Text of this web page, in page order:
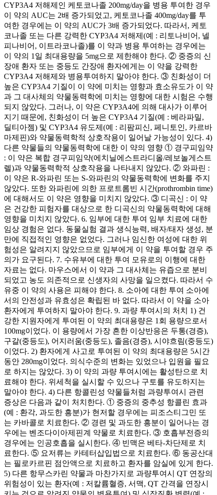
CYP3A4 저해제인 케토코나졸 200mg/day을 병용 투여한 경우
이 약의 AUC는 2배 증가되었고, 케토코나졸 400mg/day를 투
여한 경우에는 이 약의 AUC가 3배 증가되었다. 따라서, 케토
코나졸 또는 다른 강력한 CYP3A4 저해제(예 : 리토나비어, 넬
피나비어, 이트라코나졸)를 이 약과 병용 투여하는 경우에는
이 약의 1일 최대용량을 5mg으로 제한해야 한다. ② 중증의 신
장애 환자 또는 중등도 간장애 환자에게는 이 약을 강력한
CYP3A4 저해제와 병용투여하지 말아야 한다. ③ 친화성이 더
높은 CYP3A4 기질이 이 약에 미치는 영향과 효소유도가 이 약
과 그 대사체의 약물동력학에 미치는 영향에 대한 시험은 수행
되지 않았다. 그러나, 이 약은 CYP3A4에 의해 대사가 이루어
지기 때문에, 친화성이 더 높은 CYP3A4 기질(예 : 베라파밀,
딜티아젬) 및 CYP3A4 유도제(예 : 리팜피신, 페니토인, 카르바
마제핀)와 약물동력학적 상호작용이 일어날 가능성이 있다. 4)
다른 약물들의 약물동력학에 대한 이 약의 영향 ① 경구피임약
: 이 약은 복합 경구피임약(에치닐에스트라디올/레보놀게스트
렐)과 약물동력학적 상호작용을 나타내지 않았다. ② 와파린 :
이 약은 R-와파린 또는 S-와파린의 약물동력학에 변화를 주지
않았다. 또한 와파린에 의한 프로트롬빈 시간(prothrombin time)
에 대해서도 이 약은 영향을 미치지 않았다. ③ 디곡신 : 이 약
은 건강한 피험자를 대상으로 한 디곡신의 약물동력학에 대해
영향을 미치지 않았다. 6. 임부에 대한 투여 임부 치료에 대한
임상 경험은 없다. 동물실험 결과 생식능력, 배자/태자 생성, 분
만에 직접적인 영향은 없었다. 그러나 임신한 여성에 대한 위
험성은 알려지지 않았으므로 임부에게 이 약을 투여할 경우 주
의가 요구된다. 7. 수유부에 대한 투여 모유로의 이행에 대한
자료는 없다. 마우스에서 이 약과 그 대사체는 유즙으로 분비
되었고 농도 의존적으로 신생자의 사망을 일으켰다. 따라서 수
유중 이 약의 사용은 피해야 한다. 8. 소아에 대한 투여 소아에
서의 안전성과 유효성은 확립된 바 없다. 따라서 이 약을 소아
환자에게 투여하지 말아야 한다. 9. 과량 투여시의 처치 1) 건
강한 지원자에게 투여된 이 약의 최대용량은 1회 용량으로서
100mg이었다. 이 용량에서 가장 흔한 이상반응은 두통(경증),
구갈(중등도), 어지러움(중등도), 졸음(경증), 시야흐림(중등도)
이었다. 2) 환자에게 사고로 투여된 이 약의 최대용량은 5시간
동안 280mg이었다. 의식수준의 변화는 있었으나 입원을 필요
로 하지는 않았다. 3) 이 약의 과량 투여시에는 활성탄으로 치
료해야 한다. 위세척을 실시할 수 있으나 구토를 유도하지는
말아야 한다. 4) 다른 항콜린성 약물들처럼 과량투여시 관련
증상은 다음과 같이 처치한다. ① 중증의 중추성 항콜린 효과
(예 : 환각, 과도한 흥분)가 현저할 경우에는 피조스티그민 또
는 카바콜로 치료한다. ② 경련 및 과도한 흥분이 일어나는 경
우에는 벤조다이아제핀계 약물로 치료한다. ③ 호흡부전증의
경우에는 인공호흡을 실시한다. ④ 빈맥은 베타-차단제로 치
료한다. ⑤ 요저류는 카테터삽입법으로 치료한다. ⑥ 동공산대
는 필로카르핀 점안액으로 치료하고 환자를 암실에 있게 한다.
5) 다른 항무스카린 약물과 마찬가지로 과량투여시 QT 연장의
위험성이 있는 환자(예 : 저칼륨혈증, 서맥, QT 간격을 연장시